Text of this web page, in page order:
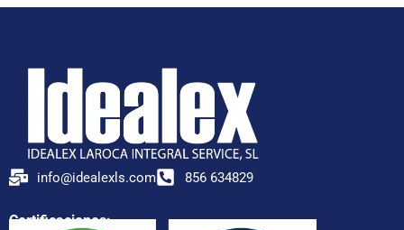
info@idealexls.com 856 634829
Certificaciones: